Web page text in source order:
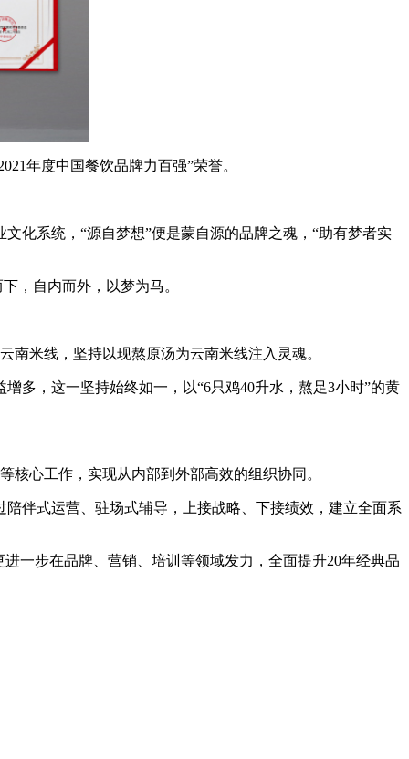
年度中国餐饮品牌力百强”荣誉。
化系统，“源自梦想”便是蒙自源的品牌之魂，“助有梦者实
，自内而外，以梦为马。
米线，坚持以现熬原汤为云南米线注入灵魂。
，这一坚持始终如一，以“6只鸡40升水，熬足3小时”的黄
心工作，实现从内部到外部高效的组织协同。
伴式运营、驻场式辅导，上接战略、下接绩效，建立全面系
一步在品牌、营销、培训等领域发力，全面提升20年经典品